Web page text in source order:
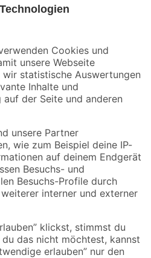
und Aktionen mehr verpassen!
Versandarten